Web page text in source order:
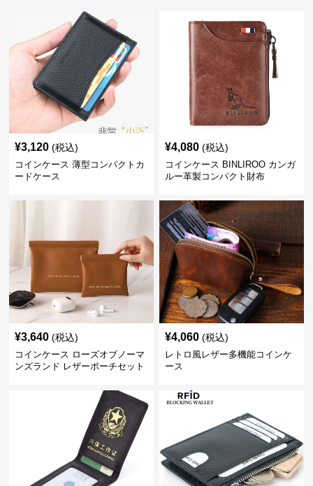
¥3,120 (税込)
コインケース 薄型コンパクトカ
ードケース
¥4,080 (税込)
コインケース BINLIROO カンガ
ルー革製コンパクト財布
¥3,640 (税込)
コインケース ローズオブノーマ
ンズランド レザーポーチセット
¥4,060 (税込)
レトロ風レザー多機能コインケ
ース